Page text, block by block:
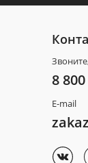
8
E-mail